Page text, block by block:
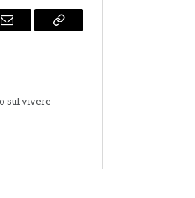
Email
Copy
sul vivere